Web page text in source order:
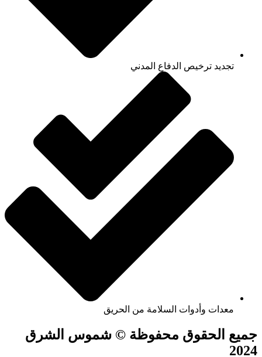
تجديد ترخيص الدفاع المدني
معدات وأدوات السلامة من الحريق
جميع الحقوق محفوظة © شموس الشرق
2024